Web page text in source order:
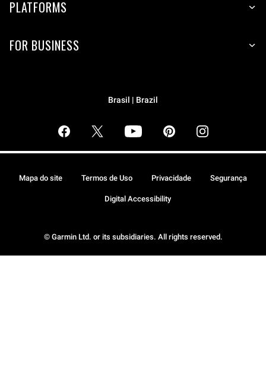
PLATFORMS
FOR BUSINESS
Brasil | Brazil
© Garmin Ltd. or its subsidiaries. All rights reserved.
Mapa do site Termos de Uso Privacidade Segurança
Digital Accessibility